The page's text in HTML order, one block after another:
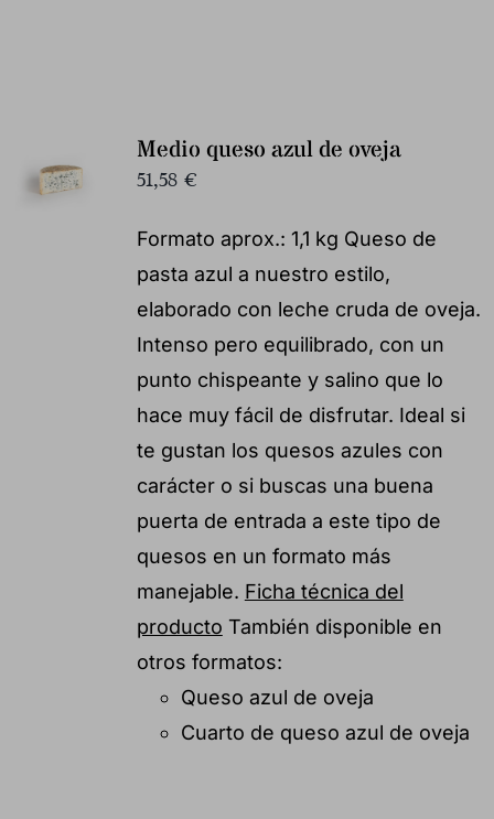
Medio queso azul de oveja
51,58 €
Formato aprox.: 1,1 kg Queso de
pasta azul a nuestro estilo,
elaborado con leche cruda de oveja.
Intenso pero equilibrado, con un
punto chispeante y salino que lo
hace muy fácil de disfrutar. Ideal si
te gustan los quesos azules con
carácter o si buscas una buena
puerta de entrada a este tipo de
quesos en un formato más
manejable. Ficha técnica del
producto También disponible en
otros formatos:
Queso azul de oveja
Cuarto de queso azul de oveja